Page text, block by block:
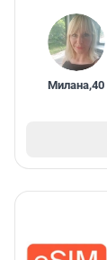
Милана,40